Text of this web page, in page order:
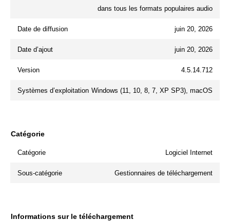
dans tous les formats populaires audio
Date de diffusion juin 20, 2026
Date d’ajout juin 20, 2026
Version 4.5.14.712
Systèmes d’exploitation Windows (11, 10, 8, 7, XP SP3), macOS
Catégorie
Catégorie Logiciel Internet
Sous-catégorie Gestionnaires de téléchargement
Informations sur le téléchargement